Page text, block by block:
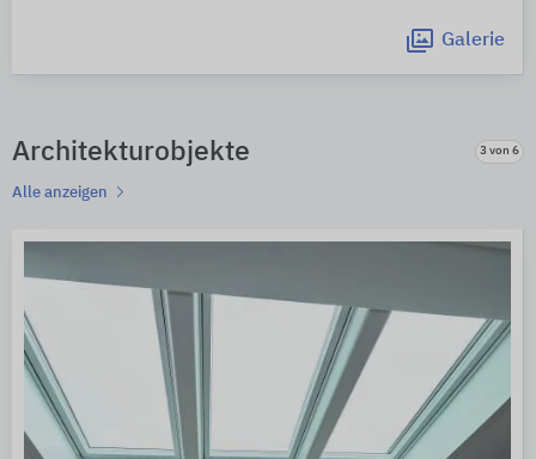
Galerie
Architekturobjekte 3 von 6
Alle anzeigen